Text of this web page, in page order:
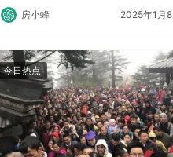
房小蜂 2025年1月
今日热点